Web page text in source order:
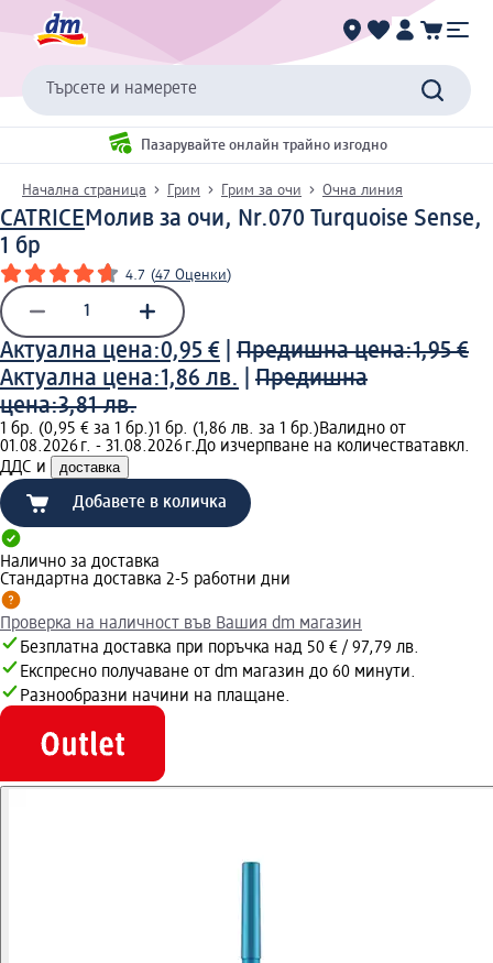
Търсете и намерете
Пазарувайте онлайн трайно изгодно
Начална страница Грим Грим за очи Очна линия
CATRICEМолив за очи, Nr.070 Turquoise Sense,
1 бр
4.7 (47 Оценки)
Актуална цена:0,95 € Предишна цена:1,95 €
Актуална цена:1,86 лв.
Предишна
цена:3,81 лв.
1 бр. (0,95 € за 1 бр.)1 бр. (1,86 лв. за 1 бр.)Валидно от
01.08.2026 г. - 31.08.2026 г.До изчерпване на количестватавкл.
ДДС и
доставка
Добавете в количка
Налично за доставка
Стандартна доставка 2-5 работни дни
Проверка на наличност във Вашия dm магазин
Безплатна доставка при поръчка над 50 € / 97,79 лв.
Експресно получаване от dm магазин до 60 минути.
Разнообразни начини на плащане.